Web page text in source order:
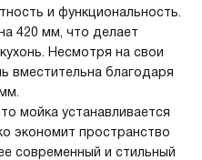
и функциональность.
420 мм, что делает
Несмотря на свои
вместительна благодаря
мойка устанавливается
экономит пространство
современный и стильный